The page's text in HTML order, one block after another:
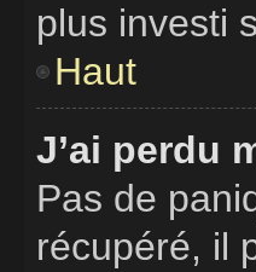
plus investi
Haut
J’ai perdu
Pas de
récupéré, il